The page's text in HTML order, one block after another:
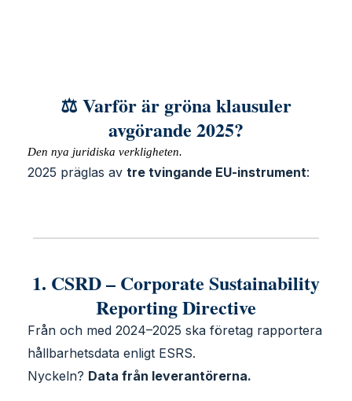
⚖️ Varför är gröna klausuler
avgörande 2025?
Den nya juridiska verkligheten.
2025 präglas av tre tvingande EU-instrument:
1. CSRD – Corporate Sustainability
Reporting Directive
Från och med 2024–2025 ska företag rapportera
hållbarhetsdata enligt ESRS.
Nyckeln? Data från leverantörerna.